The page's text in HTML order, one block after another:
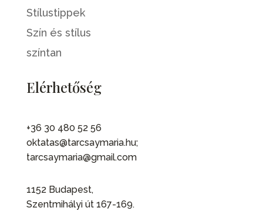
Stílustippek
Szín és stílus
színtan
Elérhetőség
+36 30 480 52 56
oktatas@tarcsaymaria.hu;
tarcsaymaria@gmail.com
1152 Budapest,
Szentmihályi út 167-169.